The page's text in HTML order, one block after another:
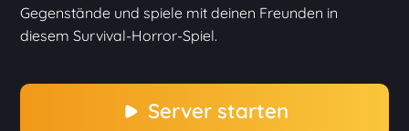
Gegenstände und spiele mit deinen Freunden in
diesem Survival-Horror-Spiel.
Server starten